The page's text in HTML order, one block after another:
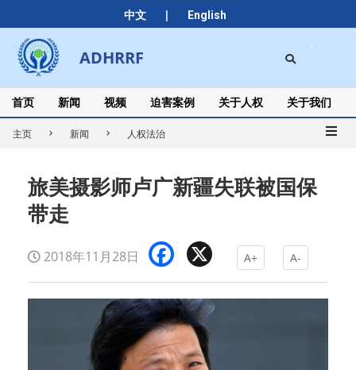
中文 | English
to
content
ADHRRF
Secondary
Navigation
Menu
首页 新闻 视频 迫害案例 关于人权 关于我们
主页 新闻 人权法治
旅美摄影师卢广新疆失联被国保
带走
2018年11月28日 Facebook A+ A-